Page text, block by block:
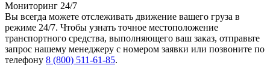
Мониторинг 24/7
Вы всегда можете отслеживать движение вашего груза в
режиме 24/7. Чтобы узнать точное местоположение
транспортного средства, выполняющего ваш заказ, отправьте
запрос нашему менеджеру с номером заявки или позвоните по
телефону 8 (800) 511-61-85.